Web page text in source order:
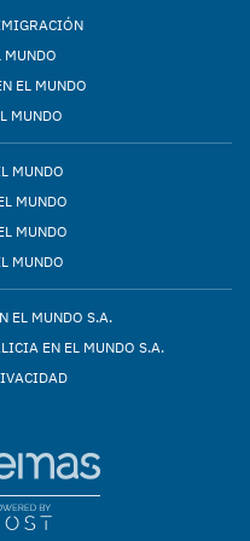
MUNDO
EL MUNDO
MUNDO
MUNDO
MUNDO
MUNDO
MUNDO
EL MUNDO S.A.
EN EL MUNDO S.A.